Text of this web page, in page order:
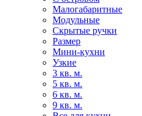
Малогабаритные
Модульные
Скрытые ручки
Размер
Мини-кухни
Узкие
3 кв. м.
5 кв. м.
6 кв. м.
9 кв. м.